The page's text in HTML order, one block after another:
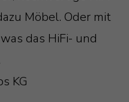
Möbel. Oder mit
das HiFi- und
KG